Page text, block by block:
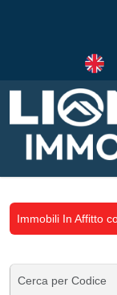
Immobili In Affitto